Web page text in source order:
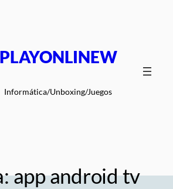
PLAYONLINEW
Informática/Unboxing/Juegos
app android tv